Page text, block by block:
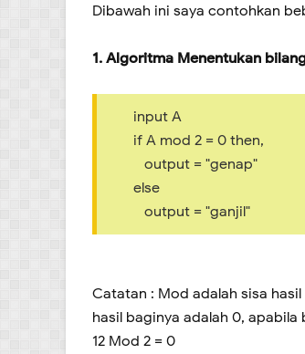
Dibawah ini saya contohkan
1. Algoritma Menentukan
input A
if A mod 2 = 0 then,
output = "genap"
else
output = "ganjil"
Catatan : Mod adalah sisa
hasil baginya adalah 0, apabila
12 Mod 2 = 0